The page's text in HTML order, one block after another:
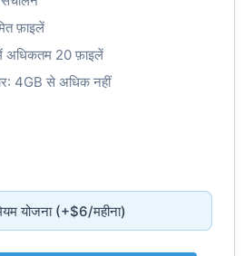
फ़ाइलें
अधिकतम 20 फ़ाइलें
4GB से अधिक नहीं
योजना (+$6/महीना)